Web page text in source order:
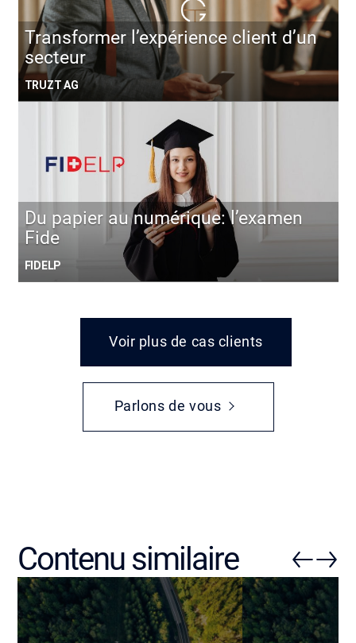
Transformer l’expérience client d’un
secteur
TRUZT AG
Du papier au numérique: l’examen
Fide
FIDELP
Voir plus de cas clients
Parlons de vous
Contenu similaire